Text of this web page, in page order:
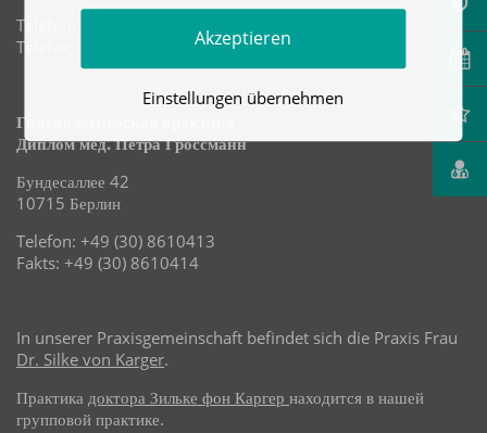
Telefon: +49 (30) 8610413
Telefax: +49 (30) 8610414
Гинекологическая практика
Диплом мед. Петра Гроссманн
Бундесаллее 42
10715 Берлин
Telefon: +49 (30) 8610413
Fakts: +49 (30) 8610414
In unserer Praxisgemeinschaft befindet sich die Praxis Frau
Dr. Silke von Karger.
Практика доктора Зильке фон Каргер находится в нашей
групповой практике.
Akzeptieren
Einstellungen übernehmen